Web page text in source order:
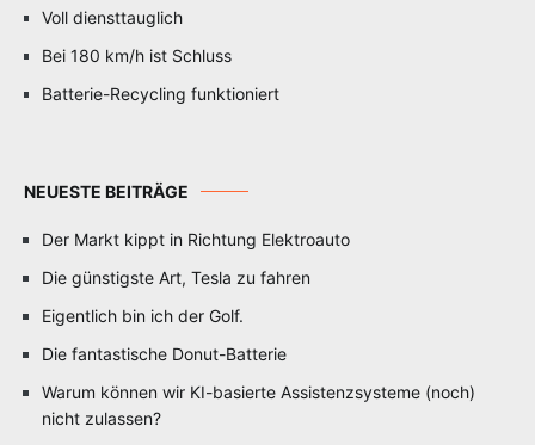
Voll diensttauglich
Bei 180 km/h ist Schluss
Batterie-Recycling funktioniert
NEUESTE BEITRÄGE
Der Markt kippt in Richtung Elektroauto
Die günstigste Art, Tesla zu fahren
Eigentlich bin ich der Golf.
Die fantastische Donut-Batterie
Warum können wir KI-basierte Assistenzsysteme (noch)
nicht zulassen?